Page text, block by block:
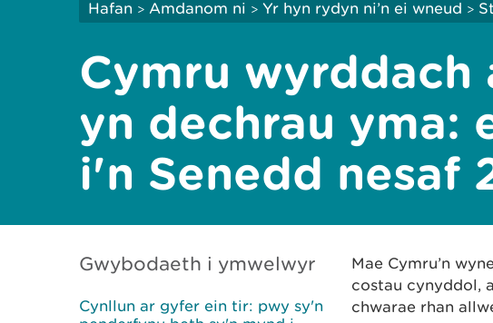
Hafan > Amdanom ni > Yr hyn rydyn ni’n ei wneud >
Cymru wyrddach
yn dechrau yma:
i'n Senedd nesaf
Gwybodaeth i ymwelwyr
Cynllun ar gyfer ein tir: pwy sy'n
Mae Cymru’n
costau cynyddol,
chwarae rhan